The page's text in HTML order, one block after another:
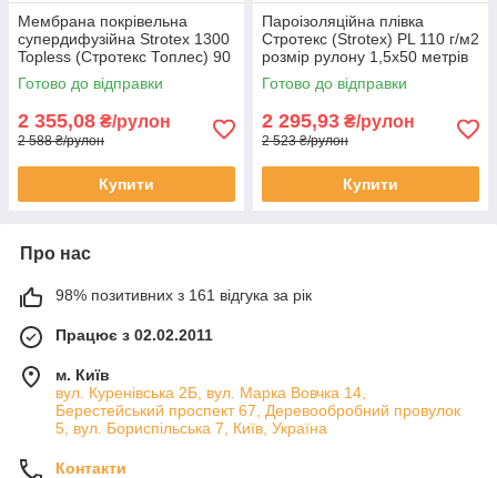
Мембрана покрівельна
супердифузійна Strotex 1300
Topless (Стротекс Топлес) 90
г/м2 розмір 1,5х50 метра
рулон 75 м2
Готово до відправки
2 355,08 ₴/рулон
2 588 ₴/рулон
Купити
Пароізоляційна плівка
Стротекс (Strotex) PL 110 г/м2
розмір рулону 1,5х50 метрів
рулон 75 м2
Готово до відправки
2 295,93 ₴/рулон
2 523 ₴/рулон
Купити
Про нас
98% позитивних з 161 відгука за рік
Працює з 02.02.2011
м. Київ
вул. Куренівська 2Б, вул. Марка Вовчка 14,
Берестейський проспект 67, Деревообробний провулок
5, вул. Бориспільська 7, Київ, Україна
Контакти